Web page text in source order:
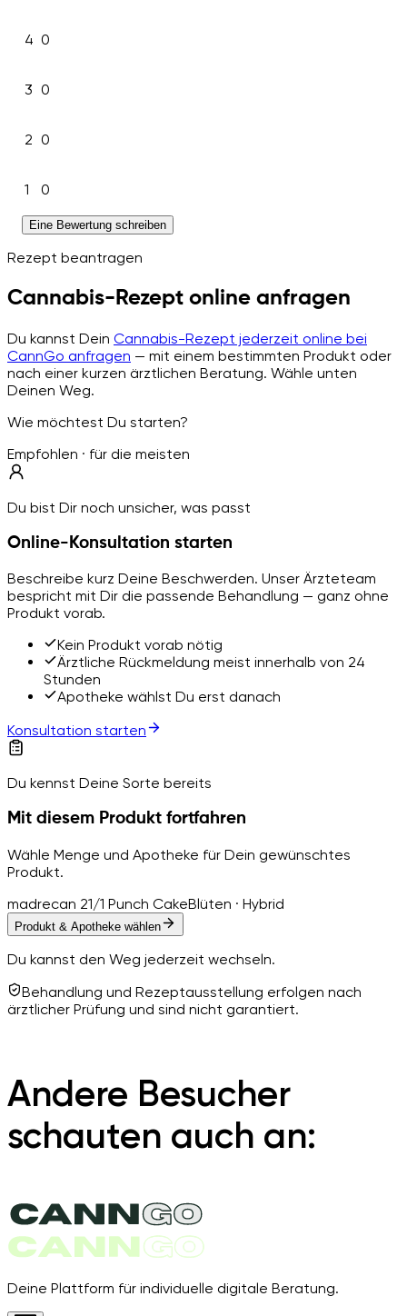
4 0
3 0
2 0
1 0
Eine Bewertung schreiben
Rezept beantragen
Cannabis-Rezept online anfragen
Du kannst Dein Cannabis-Rezept jederzeit online bei
CannGo anfragen — mit einem bestimmten Produkt oder
nach einer kurzen ärztlichen Beratung. Wähle unten
Deinen Weg.
Wie möchtest Du starten?
Empfohlen · für die meisten
Du bist Dir noch unsicher, was passt
Online-Konsultation starten
Beschreibe kurz Deine Beschwerden. Unser Ärzteteam
bespricht mit Dir die passende Behandlung — ganz ohne
Produkt vorab.
Kein Produkt vorab nötig
Ärztliche Rückmeldung meist innerhalb von 24
Stunden
Apotheke wählst Du erst danach
Konsultation starten
Du kennst Deine Sorte bereits
Mit diesem Produkt fortfahren
Wähle Menge und Apotheke für Dein gewünschtes
Produkt.
madrecan 21/1 Punch CakeBlüten · Hybrid
Produkt & Apotheke wählen
Du kannst den Weg jederzeit wechseln.
Behandlung und Rezeptausstellung erfolgen nach
ärztlicher Prüfung und sind nicht garantiert.
Andere Besucher
schauten auch an:
Deine Plattform für individuelle digitale Beratung.